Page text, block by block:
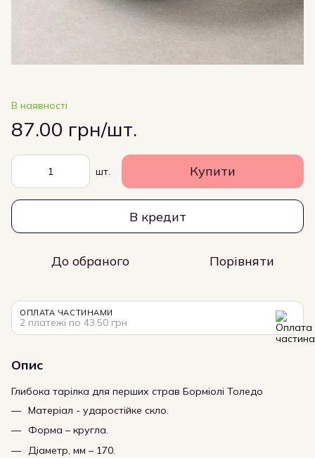
В наявності
87.00 грн/шт.
шт. Купити
В кредит
До обраного Порівняти
ОПЛАТА ЧАСТИНАМИ
2 платежі по 43.50 грн
Опис
Глибока тарілка для перших страв Борміолі Толедо
Матеріал - ударостійке скло.
Форма – кругла.
Діаметр, мм – 170.